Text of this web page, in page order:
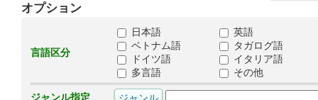
オプション
言語区分
日本語
英語
ベトナム語
タガログ語
ドイツ語
イタリア語
多言語
その他
ジャンル指定